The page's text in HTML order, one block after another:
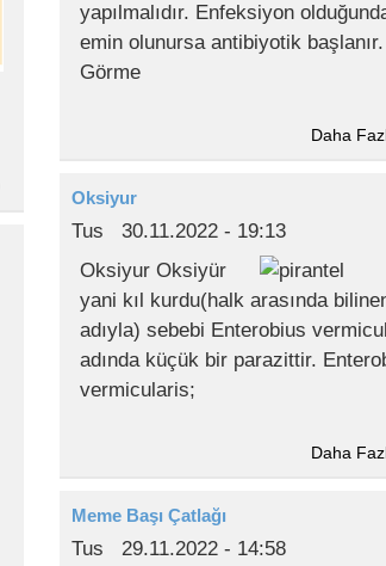
yapılmalıdır. Enfeksiyon
emin olunursa antibiyotik başlanır.
Görme
Daha
Oksiyur
Tus
30.11.2022 - 19:13
Oksiyur Oksiyür
yani kıl kurdu(halk arasında
adıyla) sebebi Enterobius
adında küçük bir parazittir.
vermicularis;
Daha
Meme Başı Çatlağı
Tus 29.11.2022 - 14:58